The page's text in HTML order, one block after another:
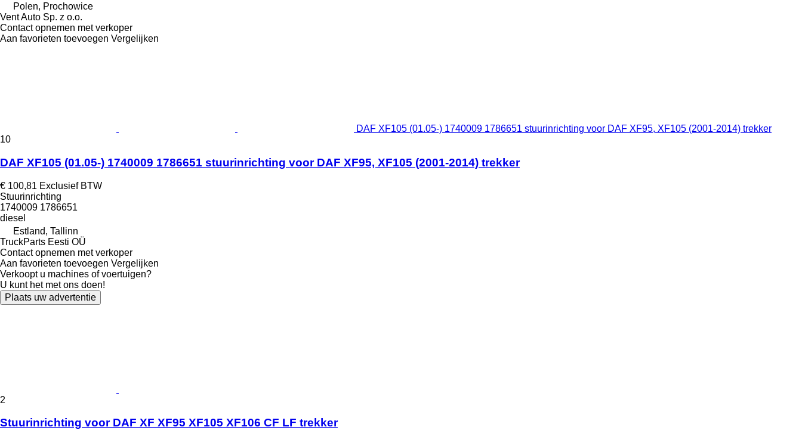
Polen, Prochowice
Vent Auto Sp. z o.o.
Contact opnemen met verkoper
Aan favorieten toevoegen Vergelijken
DAF XF105 (01.05-) 1740009 1786651 stuurinrichting voor DAF XF95, XF105 (2001-2014) trekker
10
DAF XF105 (01.05-) 1740009 1786651 stuurinrichting voor DAF XF95, XF105 (2001-2014) trekker
€ 100,81 Exclusief BTW
Stuurinrichting
1740009 1786651
diesel
Estland, Tallinn
TruckParts Eesti OÜ
Contact opnemen met verkoper
Aan favorieten toevoegen Vergelijken
Verkoopt u machines of voertuigen?
U kunt het met ons doen!
Plaats uw advertentie
2
Stuurinrichting voor DAF XF XF95 XF105 XF106 CF LF trekker